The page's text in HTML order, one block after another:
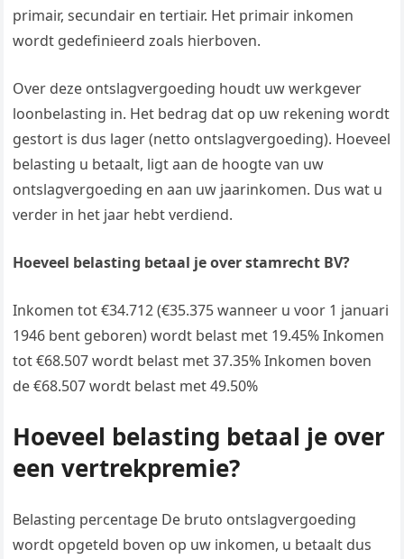
primair, secundair en tertiair. Het primair inkomen
wordt gedefinieerd zoals hierboven.
Over deze ontslagvergoeding houdt uw werkgever
loonbelasting in. Het bedrag dat op uw rekening wordt
gestort is dus lager (netto ontslagvergoeding). Hoeveel
belasting u betaalt, ligt aan de hoogte van uw
ontslagvergoeding en aan uw jaarinkomen. Dus wat u
verder in het jaar hebt verdiend.
Hoeveel belasting betaal je over stamrecht BV?
Inkomen tot €34.712 (€35.375 wanneer u voor 1 januari
1946 bent geboren) wordt belast met 19.45% Inkomen
tot €68.507 wordt belast met 37.35% Inkomen boven
de €68.507 wordt belast met 49.50%
Hoeveel belasting betaal je over
een vertrekpremie?
Belasting percentage De bruto ontslagvergoeding
wordt opgeteld boven op uw inkomen, u betaalt dus